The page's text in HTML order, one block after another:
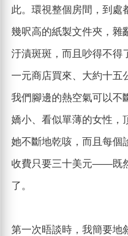
此。環視整個房間，到處
幾呎高的紙製文件夾，雜
汙漬斑斑，而且吵得不得
一元商店買來、大約十五
我們腳邊的熱空氣可以不
嬌小、看似單薄的女性，
她不斷地乾咳，而且每個
收費只要三十美元——既
了。
第一次晤談時，我簡要地